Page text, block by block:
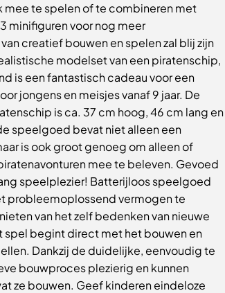
te spelen of te combineren met
minifiguren voor nog meer
creatief bouwen en spelen zal blij zijn
modelset van een piratenschip,
is een fantastisch cadeau voor een
jongens en meisjes vanaf 9 jaar. De
is ca. 37 cm hoog, 46 cm lang en
speelgoed bevat niet alleen een
is ook groot genoeg om alleen of
mee te beleven. Gevoed
speelplezier! Batterijloos speelgoed
probleemoplossend vermogen te
van het zelf bedenken van nieuwe
spel begint direct met het bouwen en
Dankzij de duidelijke, eenvoudig te
bouwproces plezierig en kunnen
ze bouwen. Geef kinderen eindeloze